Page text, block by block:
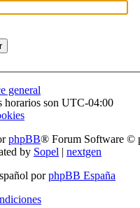
general
horarios son UTC-04:00
phpBB® Forum Software ©
by Sopel | nextgen
porphpBB España